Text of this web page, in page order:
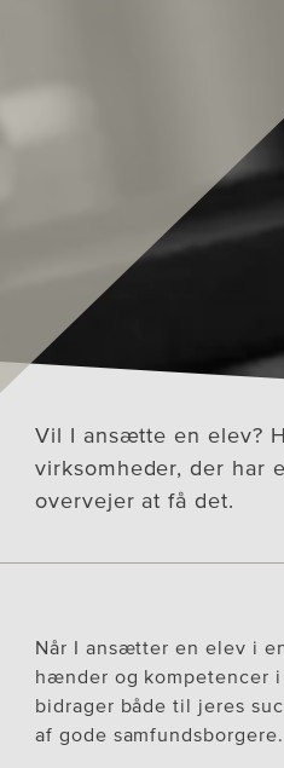
Vil I ansætte en elev?
virksomheder, der har
overvejer at få det.
Når I ansætter en elev i
hænder og kompetencer
bidrager både til jeres
af gode samfundsborgere.